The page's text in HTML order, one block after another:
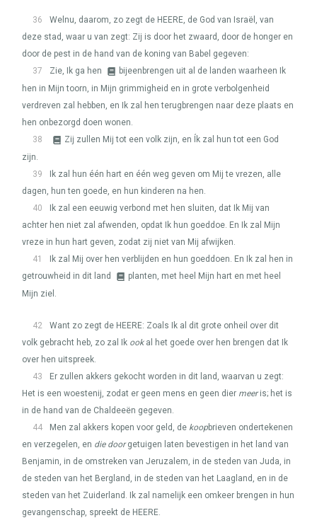
36 Welnu, daarom, zo zegt de HEERE, de God van Israël, van
deze stad, waar u van zegt: Zij is door het zwaard, door de honger en
door de pest in de hand van de koning van Babel gegeven:
37
Zie, Ik ga hen
bijeenbrengen uit al de landen waarheen Ik
hen in Mijn toorn, in Mijn grimmigheid en in grote verbolgenheid
verdreven zal hebben, en Ik zal hen terugbrengen naar deze plaats en
hen onbezorgd doen wonen.
38
Zij zullen Mij tot een volk zijn, en Ík zal hun tot een God
zijn.
39
Ik zal hun één hart en één weg geven om Mij te vrezen, alle
dagen, hun ten goede, en hun kinderen na hen.
40
Ik zal een eeuwig verbond met hen sluiten, dat Ik Mij van
achter hen niet zal afwenden, opdat Ik hun goeddoe. En Ik zal Mijn
vreze in hun hart geven, zodat zij niet van Mij afwijken.
41
Ik zal Mij over hen verblijden en hun goeddoen. En Ik zal hen in
getrouwheid in dit land
planten, met heel Mijn hart en met heel
Mijn ziel.
42 Want zo zegt de HEERE: Zoals Ik al dit grote onheil over dit
volk gebracht heb, zo zal Ik ookal het goede over hen brengen dat Ik
over hen uitspreek.
43
Er zullen akkers gekocht worden in dit land, waarvan u zegt:
Het is een woestenij, zodat er geen mens en geen dier meeris; het is
in de hand van de Chaldeeën gegeven.
44
Men zal akkers kopen voor geld, de koopbrieven ondertekenen
en verzegelen, en die doorgetuigen laten bevestigen in het land van
Benjamin, in de omstreken van Jeruzalem, in de steden van Juda, in
de steden van het Bergland, in de steden van het Laagland, en in de
steden van het Zuiderland. Ik zal namelijk een omkeer brengen in hun
gevangenschap, spreekt de HEERE.